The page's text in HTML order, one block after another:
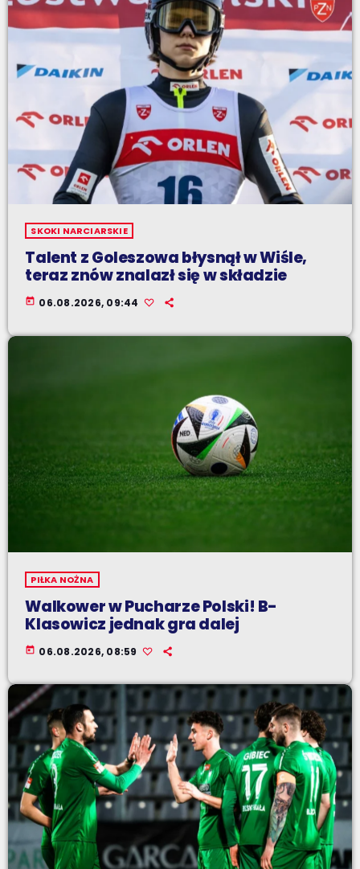
SKOKI NARCIARSKIE
Talent z Goleszowa błysnął w Wiśle,
teraz znów znalazł się w składzie
today 06.08.2026, 09:44
PIŁKA NOŻNA
Walkower w Pucharze Polski! B-
Klasowicz jednak gra dalej
today 06.08.2026, 08:59